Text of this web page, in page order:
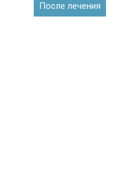
После лечения